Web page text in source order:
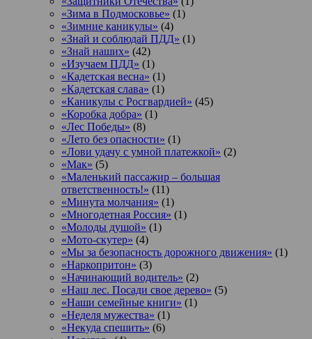
«Зима в Подмосковье» (1)
«Зимние каникулы» (4)
«Знай и соблюдай ПДД» (1)
«Знай наших» (42)
«Изучаем ПДД» (1)
«Кадетская весна» (1)
«Кадетская слава» (1)
«Каникулы с Росгвардией» (45)
«Коробка добра» (1)
«Лес Победы» (8)
«Лето без опасности» (1)
«Лови удачу с умной платежкой» (2)
«Мак» (5)
«Маленький пассажир – большая
ответственность!» (11)
«Минута молчания» (1)
«Многодетная Россия» (1)
«Молоды душой» (1)
«Мото-скутер» (4)
«Мы за безопасность дорожного движения» (1)
«Наркопритон» (3)
«Начинающий водитель» (2)
«Наш лес. Посади свое дерево» (5)
«Наши семейные книги» (1)
«Неделя мужества» (1)
«Некуда спешить» (6)